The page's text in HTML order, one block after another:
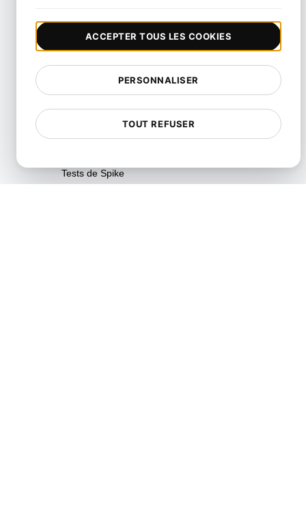
Test de l'Utilisation des
SLI/SLO et surveillance des
métriques de service
Tests de Scalabilité
Tests de Spike
TOUT REFUSER
PERSONNALISER
ACCEPTER TOUS LES COOKIES